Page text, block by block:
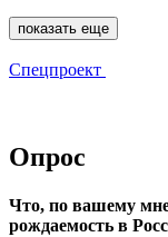
показать еще
Спецпроект
Опрос
Что, по вашему
рождаемость в